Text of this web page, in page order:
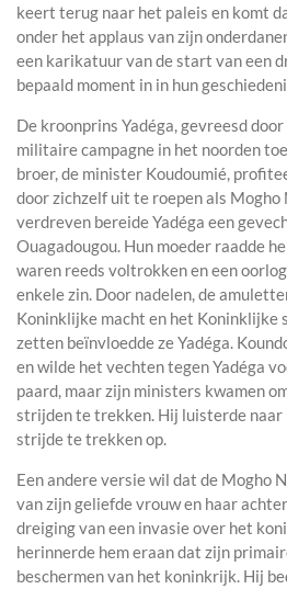
keert terug naar het paleis en komt
onder het applaus van zijn
een karikatuur van de start van een
bepaald moment in in hun
De kroonprins Yadéga, gevreesd
militaire campagne in het noorden
broer, de minister Koudoumié,
door zichzelf uit te roepen als Mogho
verdreven bereide Yadéga een
Ouagadougou. Hun moeder raadde
waren reeds voltrokken en een
enkele zin. Door nadelen, de
Koninklijke macht en het Koninklijke
zetten beïnvloedde ze Yadéga.
en wilde het vechten tegen Yadéga
paard, maar zijn ministers kwamen
strijden te trekken. Hij luisterde naar
strijde te trekken op.
Een andere versie wil dat de Mogho
van zijn geliefde vrouw en haar
dreiging van een invasie over het
herinnerde hem eraan dat zijn
beschermen van het koninkrijk. Hij